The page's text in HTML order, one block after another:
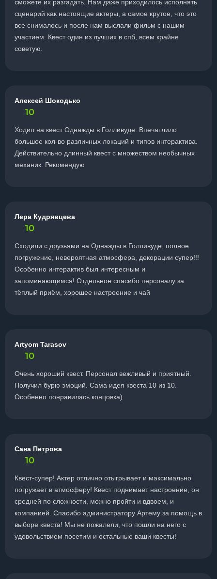
сможете их разгадать. Нам даже приходилось исполнять
сценарий как настоящие актеры, а самое крутое, что это
все снималось и после нам выслали фильм с нашим
участием. Квест один из лучших в спб, всем крайне
советую.
Алексей Шокодько
10
Ходил на квест Однажды в Голливуде. Впечатлило
большое кол-во различных локаций и типов интерактива.
Действительно длинный квест с множеством необычных
механик. Рекомендую
Лера Кудрявцева
10
Сходили с друзьями на Однажды в Голливуде, полное
погружение, невероятная атмосфера, декорации супер!!!
Особенно интерактив был интересным и
запоминающимся! Отдельное спасибо персоналу за
тёплый приём, хорошее настроение и чай
Artyom Tarasov
10
Очень хороший квест. Персонал вежливый и приятный.
Получил бурю эмоций. Сама идея квеста 10 из 10.
Особенно понравилась концовка)
Сана Петрова
10
Квест-супер! Актер отлично отыгрывает и максимально
погружает в атмосферу! Квест поднимает настроение, он
средней по сложности, можно пройти и вдвоем, и
компанией. Спасибо администратору Артему за помощь в
выборе квеста! Мы не пожалели, что пошли на него с
удовольствием посетим и остальные ваши квесты!